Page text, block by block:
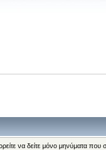
να δείτε μόνο μηνύματα